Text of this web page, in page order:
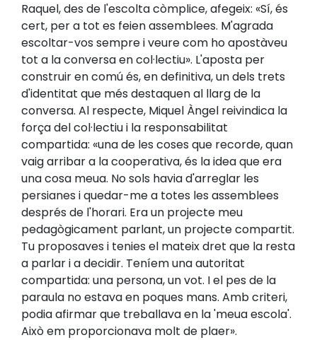
Raquel, des de l'escolta còmplice, afegeix: «Sí, és
cert, per a tot es feien assemblees. M'agrada
escoltar-vos sempre i veure com ho apostàveu
tot a la conversa en col·lectiu». L'aposta per
construir en comú és, en definitiva, un dels trets
d'identitat que més destaquen al llarg de la
conversa. Al respecte, Miquel Àngel reivindica la
força del col·lectiu i la responsabilitat
compartida: «una de les coses que recorde, quan
vaig arribar a la cooperativa, és la idea que era
una cosa meua. No sols havia d'arreglar les
persianes i quedar-me a totes les assemblees
després de l'horari. Era un projecte meu
pedagògicament parlant, un projecte compartit.
Tu proposaves i tenies el mateix dret que la resta
a parlar i a decidir. Teníem una autoritat
compartida: una persona, un vot. I el pes de la
paraula no estava en poques mans. Amb criteri,
podia afirmar que treballava en la 'meua escola'.
Això em proporcionava molt de plaer».